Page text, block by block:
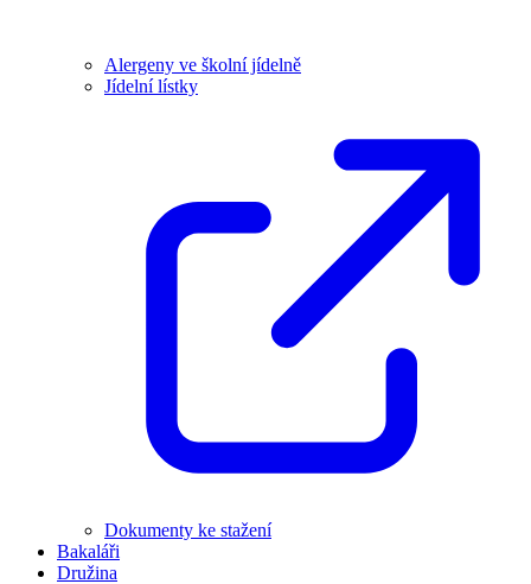
Alergeny ve školní jídelně
Jídelní lístky
Dokumenty ke stažení
Bakaláři
Družina